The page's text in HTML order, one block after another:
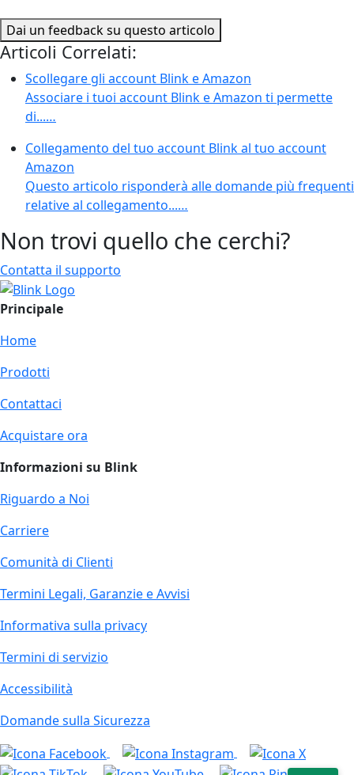
Dai un feedback su questo articolo
Articoli Correlati:
Scollegare gli account Blink e Amazon
Associare i tuoi account Blink e Amazon ti permette
di...…
Collegamento del tuo account Blink al tuo account
Amazon
Questo articolo risponderà alle domande più frequenti
relative al collegamento...…
Non trovi quello che cerchi?
Contatta il supporto
Principale
Home
Prodotti
Contattaci
Acquistare ora
Informazioni su Blink
Riguardo a Noi
Carriere
Comunità di Clienti
Termini Legali, Garanzie e Avvisi
Informativa sulla privacy
Termini di servizio
Accessibilità
Domande sulla Sicurezza